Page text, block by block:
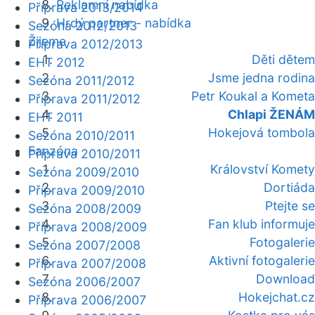
Reklamní nabídka
Hrdý partner - nabídka
Žijeme
Děti dětem
Jsme jedna rodina
Petr Koukal a Kometa
Chlapi ŽENÁM
Hokejová tombola
Fanzóna
Království Komety
Dortiáda
Ptejte se
Fan klub informuje
Fotogalerie
Aktivní fotogalerie
Download
Hokejchat.cz
Příprava 2013/2014
Sezóna 2012/2013
Příprava 2012/2013
EHT 2012
Sezóna 2011/2012
Příprava 2011/2012
EHT 2011
Sezóna 2010/2011
Příprava 2010/2011
Sezóna 2009/2010
Příprava 2009/2010
Sezóna 2008/2009
Příprava 2008/2009
Sezóna 2007/2008
Příprava 2007/2008
Sezóna 2006/2007
Příprava 2006/2007